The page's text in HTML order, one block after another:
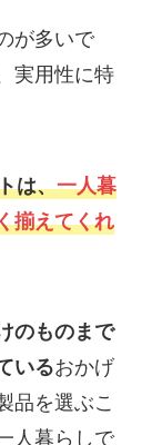
が多いで
実用性に特
は、一人暮
揃えてくれ
のものまで
いるおかげ
品を選ぶこ
人暮らしで